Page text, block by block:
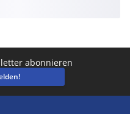
abonnieren